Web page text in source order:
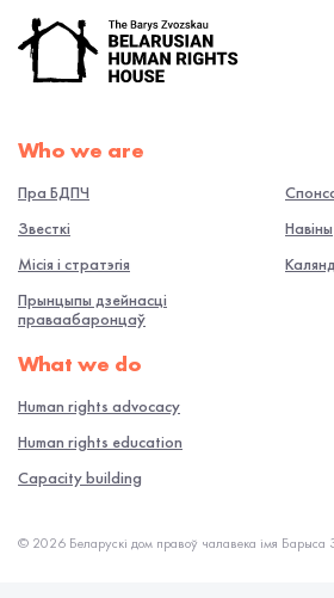
Who we are
Пра БДПЧ
Звесткі
Місія і стратэгія
Прынцыпы дзейнасці
праваабаронцаў
Навiны
What we do
Human rights advocacy
Human rights education
Capacity building
© 2026 Беларускі дом правоў чалавека імя Барыса